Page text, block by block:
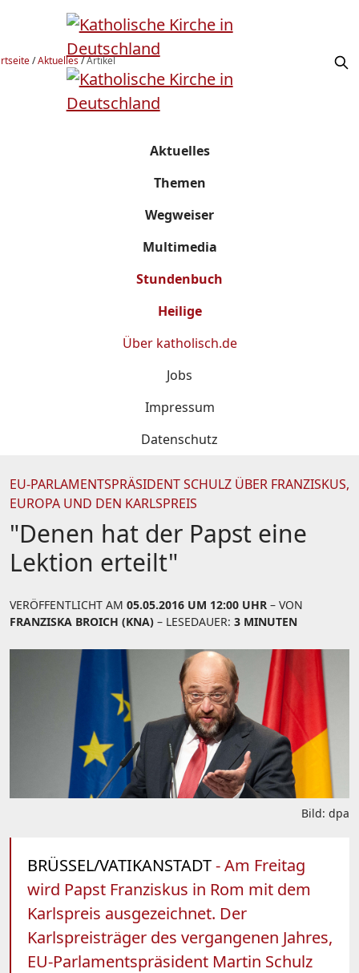
/Aktuelles/Artikel
Aktuelles
Themen
Wegweiser
Multimedia
Stundenbuch
Heilige
Über katholisch.de
Jobs
Impressum
Datenschutz
EU-PARLAMENTSPRÄSIDENT SCHULZ ÜBER FRANZISKUS,
EUROPA UND DEN KARLSPREIS
"Denen hat der Papst eine
Lektion erteilt"
VERÖFFENTLICHT AM 05.05.2016 UM 12:00 UHR – VON
FRANZISKA BROICH (KNA) – LESEDAUER: 3 MINUTEN
Bild: dpa
BRÜSSEL/VATIKANSTADT- Am Freitag
wird Papst Franziskus in Rom mit dem
Karlspreis ausgezeichnet. Der
Karlspreisträger des vergangenen Jahres,
EU-Parlamentspräsident Martin Schulz